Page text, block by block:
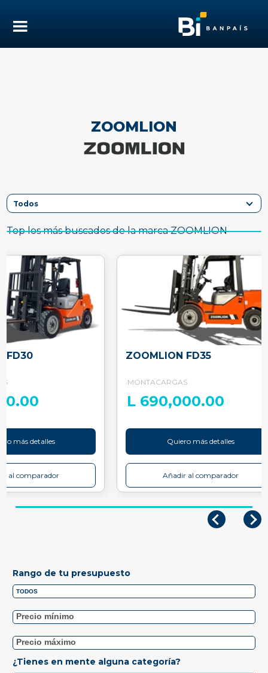
ZOOMLION
Top los más buscados de la marca ZOOMLION
FD30
más detalles
al comparador
ZOOMLION FD35
MONTACARGAS
L 690,000.00
Quiero más detalles
Añadir al comparador
Rango de tu presupuesto
¿Tienes en mente alguna categoría?